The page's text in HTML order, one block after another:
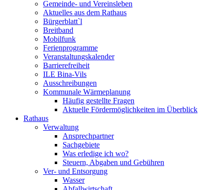
Gemeinde- und Vereinsleben
Aktuelles aus dem Rathaus
Bürgerblatt`l
Breitband
Mobilfunk
Ferienprogramme
Veranstaltungskalender
Barrierefreiheit
ILE Bina-Vils
Ausschreibungen
Kommunale Wärmeplanung
Häufig gestellte Fragen
Aktuelle Fördermöglichkeiten im Überblick
Rathaus
Verwaltung
Ansprechpartner
Sachgebiete
Was erledige ich wo?
Steuern, Abgaben und Gebühren
Ver- und Entsorgung
Wasser